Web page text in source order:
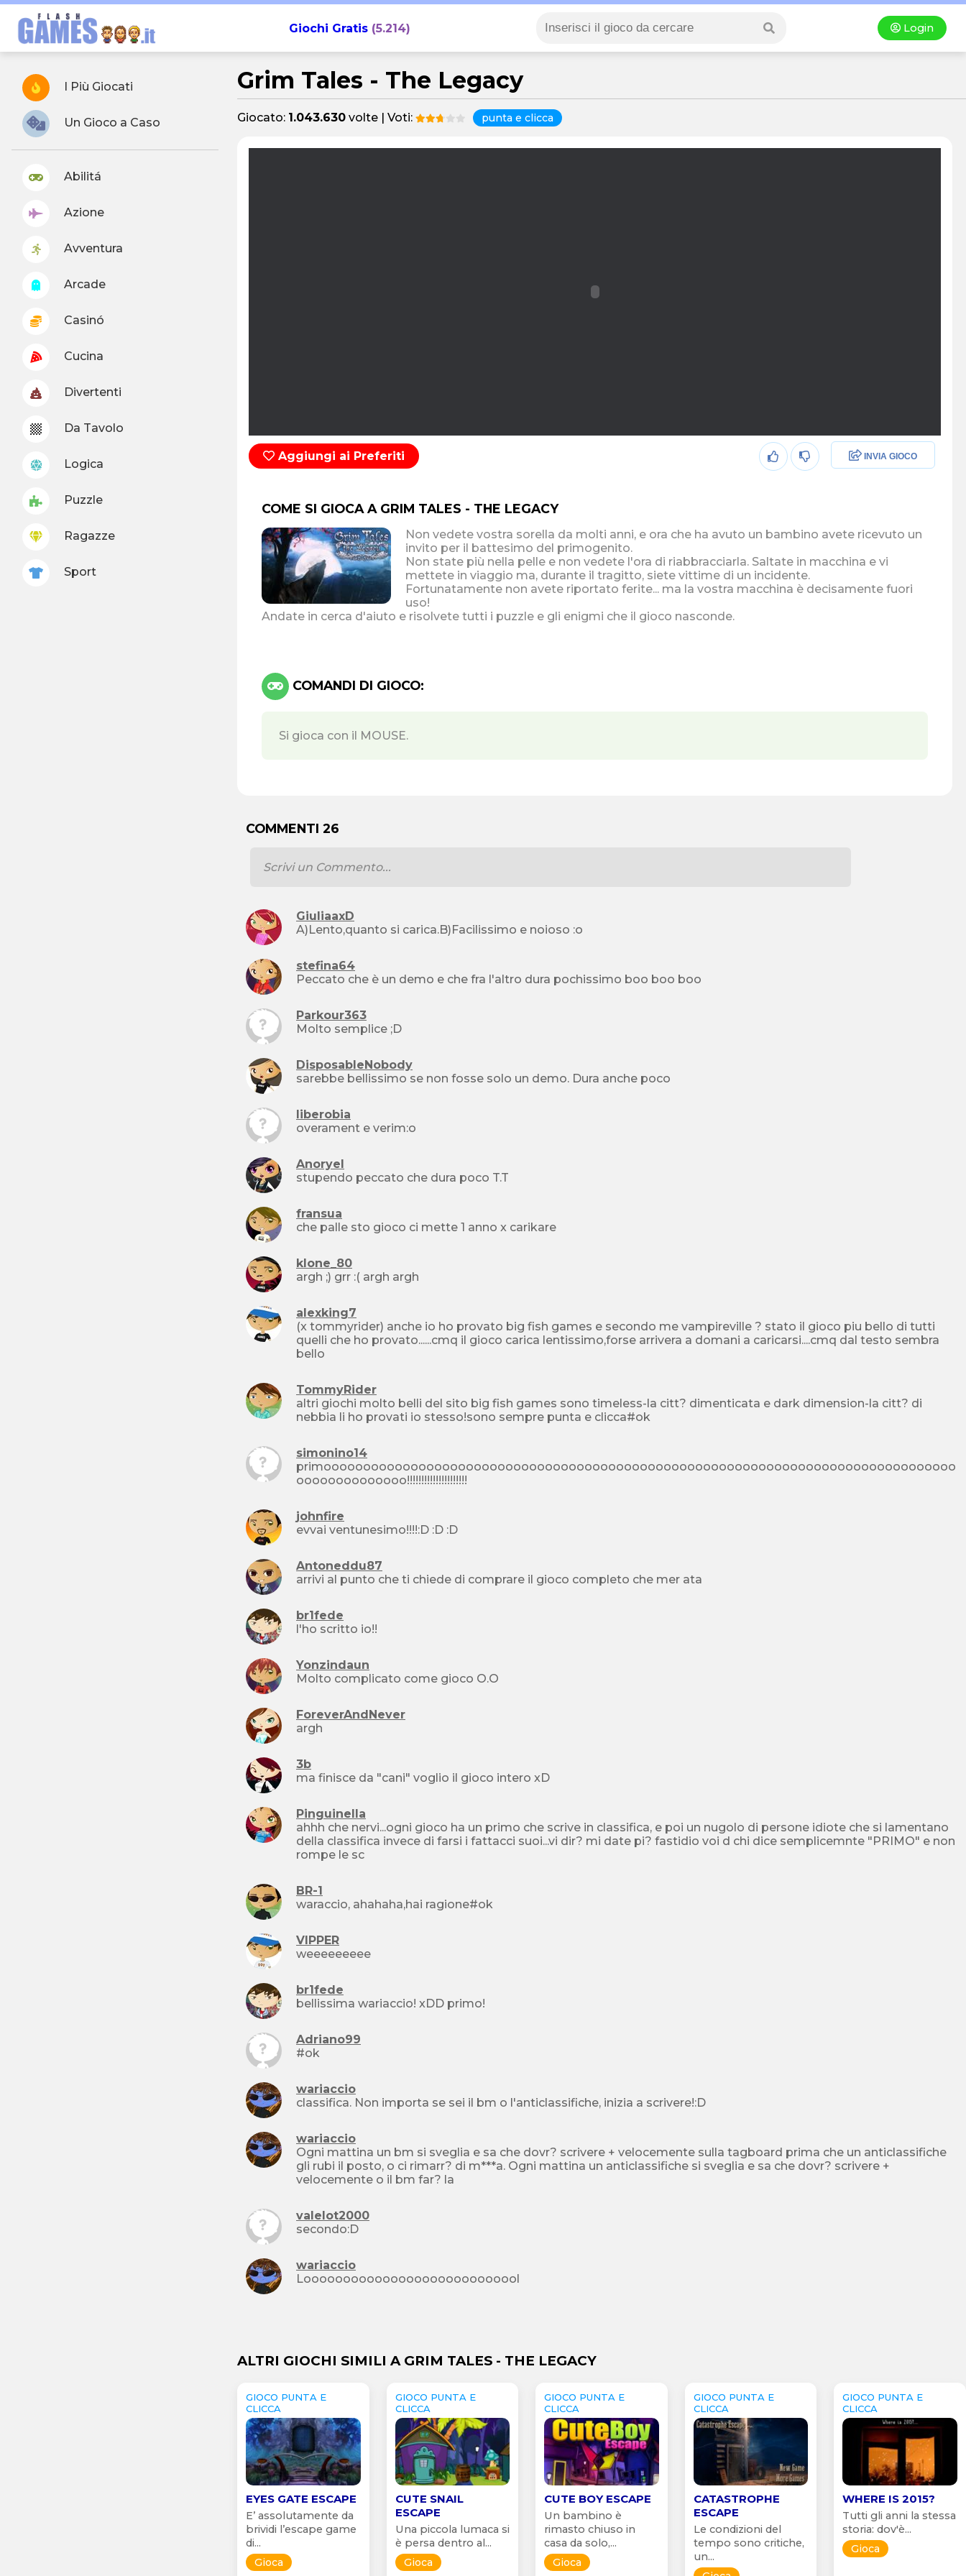
Giochi Gratis(5.214) Login
I Più Giocati
Un Gioco a Caso
Abilitá
Azione
Avventura
Arcade
Casinó
Cucina
Divertenti
Da Tavolo
Logica
Puzzle
Ragazze
Sport
Grim Tales - The Legacy
Giocato: 1.043.630 volte | Voti: punta e clicca
Aggiungi ai Preferiti INVIA GIOCO
COME SI GIOCA A GRIM TALES - THE LEGACY
Non vedete vostra sorella da molti anni, e ora che ha avuto un bambino avete ricevuto un
invito per il battesimo del primogenito.
Non state più nella pelle e non vedete l'ora di riabbracciarla. Saltate in macchina e vi
mettete in viaggio ma, durante il tragitto, siete vittime di un incidente.
Fortunatamente non avete riportato ferite... ma la vostra macchina è decisamente fuori
uso!
Andate in cerca d'aiuto e risolvete tutti i puzzle e gli enigmi che il gioco nasconde.
COMANDI DI GIOCO:
Si gioca con il MOUSE.
COMMENTI 26
GiuliaaxD
A)Lento,quanto si carica.B)Facilissimo e noioso :o
stefina64
Peccato che è un demo e che fra l'altro dura pochissimo boo boo boo
Parkour363
Molto semplice ;D
DisposableNobody
sarebbe bellissimo se non fosse solo un demo. Dura anche poco
liberobia
overament e verim:o
Anoryel
stupendo peccato che dura poco T.T
fransua
che palle sto gioco ci mette 1 anno x carikare
klone_80
argh ;) grr :( argh argh
alexking7
(x tommyrider) anche io ho provato big fish games e secondo me vampireville ? stato il gioco piu bello di tutti
quelli che ho provato......cmq il gioco carica lentissimo,forse arrivera a domani a caricarsi....cmq dal testo sembra
bello
TommyRider
altri giochi molto belli del sito big fish games sono timeless-la citt? dimenticata e dark dimension-la citt? di
nebbia li ho provati io stesso!sono sempre punta e clicca#ok
simonino14
primoooooooooooooooooooooooooooooooooooooooooooooooooooooooooooooooooooooooooooooooo
oooooooooooooo!!!!!!!!!!!!!!!!!!!!!
johnfire
evvai ventunesimo!!!!:D :D :D
Antoneddu87
arrivi al punto che ti chiede di comprare il gioco completo che mer ata
br1fede
l'ho scritto io!!
Yonzindaun
Molto complicato come gioco O.O
ForeverAndNever
argh
3b
ma finisce da "cani" voglio il gioco intero xD
Pinguinella
ahhh che nervi...ogni gioco ha un primo che scrive in classifica, e poi un nugolo di persone idiote che si lamentano
della classifica invece di farsi i fattacci suoi...vi dir? mi date pi? fastidio voi d chi dice semplicemnte "PRIMO" e non
rompe le sc
BR-1
waraccio, ahahaha,hai ragione#ok
VIPPER
weeeeeeeee
br1fede
bellissima wariaccio! xDD primo!
Adriano99
#ok
wariaccio
classifica. Non importa se sei il bm o l'anticlassifiche, inizia a scrivere!:D
wariaccio
Ogni mattina un bm si sveglia e sa che dovr? scrivere + velocemente sulla tagboard prima che un anticlassifiche
gli rubi il posto, o ci rimarr? di m***a. Ogni mattina un anticlassifiche si sveglia e sa che dovr? scrivere +
velocemente o il bm far? la
valelot2000
secondo:D
wariaccio
Loooooooooooooooooooooooooool
ALTRI GIOCHI SIMILI A GRIM TALES - THE LEGACY
GIOCO PUNTA E
CLICCA
EYES GATE ESCAPE
E’ assolutamente da
brividi l’escape game
di...
Gioca
GIOCO PUNTA E
CLICCA
CUTE SNAIL
ESCAPE
Una piccola lumaca si
è persa dentro al...
Gioca
GIOCO PUNTA E
CLICCA
CUTE BOY ESCAPE
Un bambino è
rimasto chiuso in
casa da solo,...
Gioca
GIOCO PUNTA E
CLICCA
CATASTROPHE
ESCAPE
Le condizioni del
tempo sono critiche,
un...
GIOCO PUNTA E
CLICCA
WHERE IS 2015?
Tutti gli anni la stessa
storia: dov'è...
Gioca